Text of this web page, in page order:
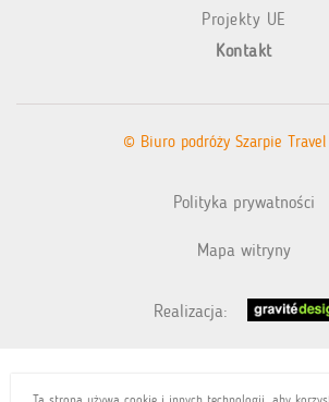
Projekty UE
Kontakt
© Biuro podróży Szarpie
Polityka prywatności
Mapa witryny
Realizacja: